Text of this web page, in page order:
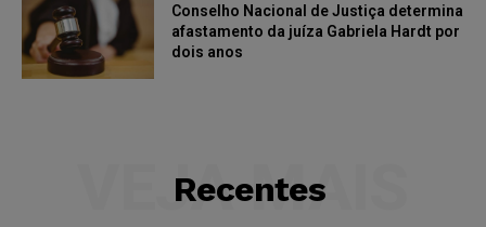
Conselho Nacional de Justiça determina
afastamento da juíza Gabriela Hardt por
dois anos
Recentes
VEJA MAIS